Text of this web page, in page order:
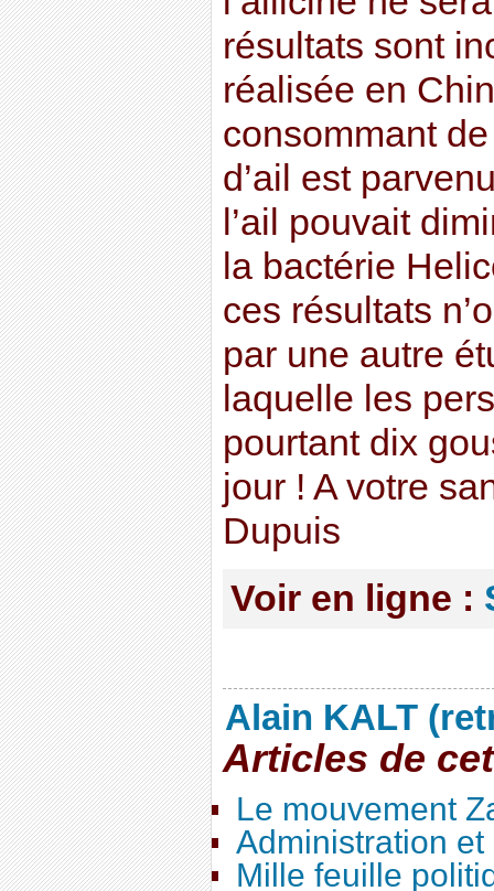
résultats sont
réalisée en
consommant
d’ail est
l’ail pouvait
la bactérie
ces résultats
par une autre
laquelle les
pourtant dix
jour ! A votre
Dupuis
Voir en ligne :
Alain KALT
Articles de
Le mouvement
Administration
Mille feuille